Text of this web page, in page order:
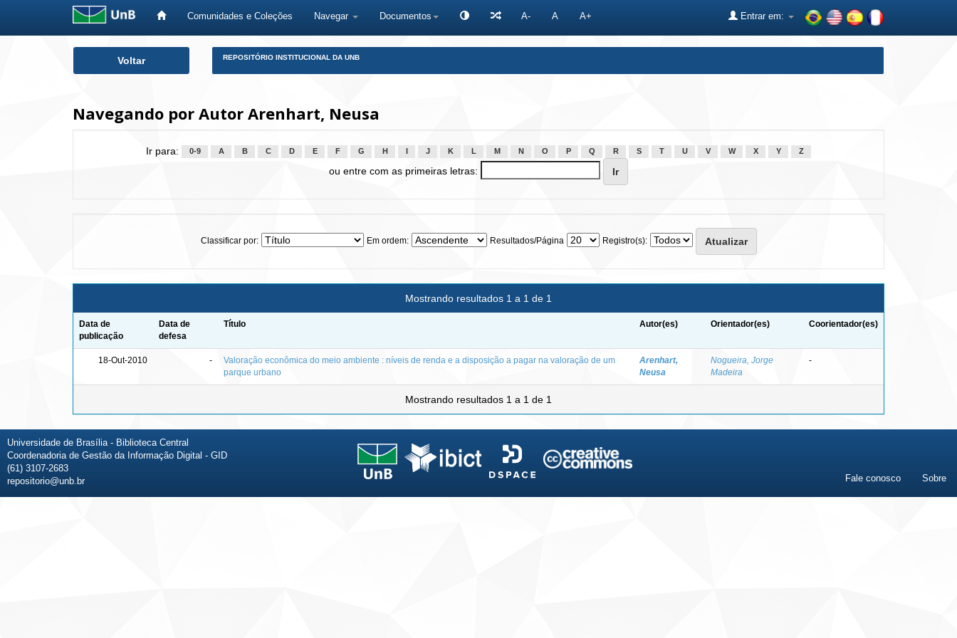
Comunidades e Coleções Navegar Documentos A- A A+ Entrar em:
Voltar REPOSITÓRIO INSTITUCIONAL DA UNB
Navegando por Autor Arenhart, Neusa
Ir para: 0-9 A B C D E F G H J K L M N O P Q R S T U V W X Y Z
ou entre com as primeiras letras:
Classificar por: Em ordem: Resultados/Página Registro(s):
Mostrando resultados 1 a 1 de 1
Data de
publicação
Data de
defesa
Título Autor(es) Orientador(es) Coorientador(es)
18-Out-2010 -
Valoração econômica do meio ambiente : níveis de renda e a disposição a pagar na valoração de um
parque urbano
Arenhart,
Neusa
Nogueira, Jorge
Madeira
-
Mostrando resultados 1 a 1 de 1
Universidade de Brasília - Biblioteca Central
Coordenadoria de Gestão da Informação Digital - GID
(61) 3107-2683
repositorio@unb.br
Fale conosco Sobre